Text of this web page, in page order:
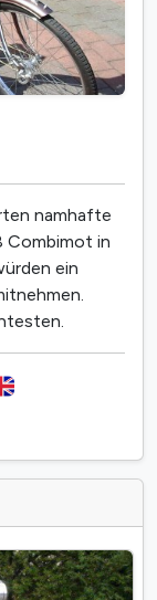
namhafte
Combimot in
ein